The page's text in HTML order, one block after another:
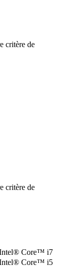
critère de
critère de
Intel® Core™ i7
Intel® Core™ i5